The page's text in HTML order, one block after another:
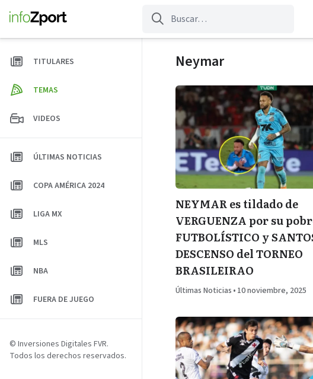
contenido
Neymar
NEYMAR es tildado de
VERGUENZA por su
FUTBOLÍSTICO y
DESCENSO del TORNEO
BRASILEIRAO
Últimas Noticias • 10 noviembre, 2025
TITULARES
TEMAS
VIDEOS
ÚLTIMAS NOTICIAS
COPA AMÉRICA 2024
LIGA MX
MLS
NBA
FUERA DE JUEGO
© Inversiones Digitales FVR.
Todos los derechos reservados.